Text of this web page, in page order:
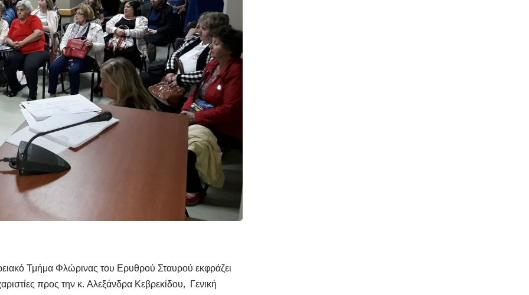
Τμήμα Φλώρινας του Ερυθρού Σταυρού εκφράζει
προς την κ. Αλεξάνδρα Κεβρεκίδου, Γενική